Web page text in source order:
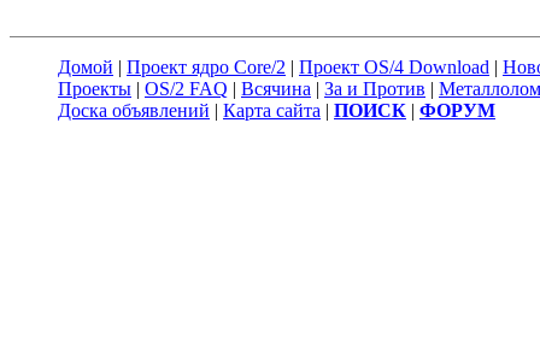
Домой | Проект ядро Core/2 | Проект OS/4 Download |
Проекты | OS/2 FAQ | Всячина | За и Против | Металлолом
Доска объявлений | Карта сайта | ПОИСК | ФОРУМ